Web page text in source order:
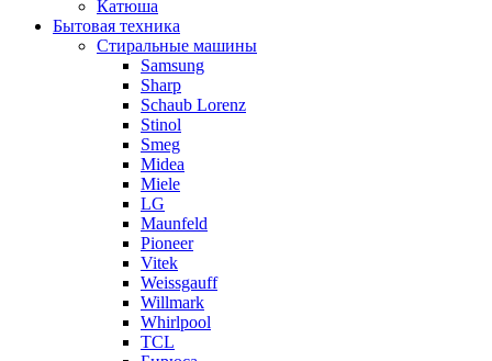
Катюша
Бытовая техника
Стиральные машины
Samsung
Sharp
Schaub Lorenz
Stinol
Smeg
Midea
Miele
LG
Maunfeld
Pioneer
Vitek
Weissgauff
Willmark
Whirlpool
TCL